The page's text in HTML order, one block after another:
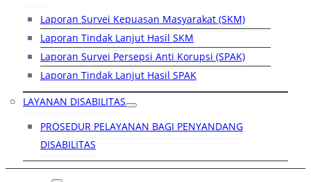
Laporan Survei Kepuasan Masyarakat (SKM)
Laporan Tindak Lanjut Hasil SKM
Laporan Survei Persepsi Anti Korupsi (SPAK)
Laporan Tindak Lanjut Hasil SPAK
LAYANAN DISABILITAS
PROSEDUR PELAYANAN BAGI PENYANDANG
DISABILITAS